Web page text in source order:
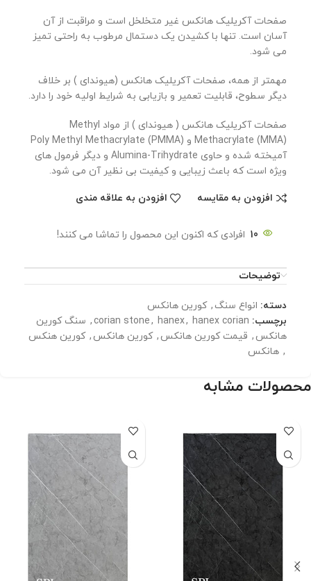
صفحات آکریلیک هانکس غیر متخلخل است و مراقبت از آن
آسان است. تنها با کشیدن یک دستمال مرطوب به راحتی تمیز
می شود.
مهمتر از همه، صفحات آکریلیک هانکس (هیوندای ) بر خلاف
دیگر سطوح، قابلیت تعمیر و بازیابی به شرایط اولیه خود را دارد.
صفحات آکریلیک هانکس ( هیوندای ) از مواد Methyl
Methacrylate (MMA) و Poly Methyl Methacrylate (PMMA)
آمیخته شده و حاوی Alumina-Trihydrate و دیگر فرمول های
ویژه است که باعث زیبایی و کیفیت بی نظیر آن می شود.
افزودن به مقایسه افزودن به علاقه مندی
10 افرادی که اکنون این محصول را تماشا می کنند!
توضیحات
دسته: انواع سنگ , کورین هانکس
برچسب:
corian stone, hanex, hanex corian
, سنگ کورین
هانکس , قیمت کورین هانکس , کورین هانکس , کورین هنکس
, هانکس
محصولات مشابه